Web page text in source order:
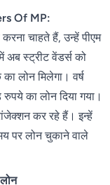
Of MP:
चाहते हैं, उन्हें पीएम
अब स्ट्रीट वेंडर्स को
लोन मिलेगा। वर्ष
का लोन दिया गया।
कर रहे हैं। इन्हें
पर लोन चुकाने वाले